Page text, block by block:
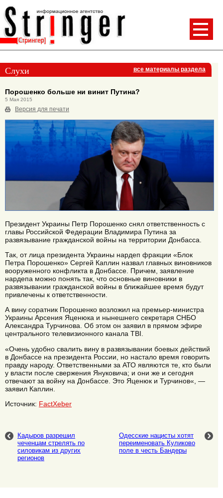
Слухи все материалы раздела
Порошенко больше ни винит Путина?
5 Мая 2015
Версия для печати
Президент Украины Петр Порошенко снял ответственность с
главы Российской Федерации Владимира Путина за
развязывание гражданской войны на территории Донбасса.
Так, от лица президента Украины нардеп фракции «Блок
Петра Порошенко» Сергей Каплин назвал главных виновников
вооруженного конфликта в Донбассе. Причем, заявление
нардепа можно понять так, что основные виновники в
развязывании гражданской войны в ближайшее время будут
привлечены к ответственности.
А вину соратник Порошенко возложил на премьер-министра
Украины Арсения Яценюка и нынешнего секретаря СНБО
Александра Турчинова. Об этом он заявил в прямом эфире
центрального телевизионного канала ТВI.
«Очень удобно свалить вину в развязывании боевых действий
в Донбассе на президента России, но настало время говорить
правду народу. Ответственными за АТО являются те, кто были
у власти после свержения Януковича; и они же и сегодня
отвечают за войну на Донбассе. Это Яценюк и Турчинов«, —
заявил Каплин.
Источник: FactXeber
Кадыров разрешил
чеченцам стрелять по
силовикам из других
регионов
Одесские нацисты хотят
переименовать Куликово
поле в честь Бандеры